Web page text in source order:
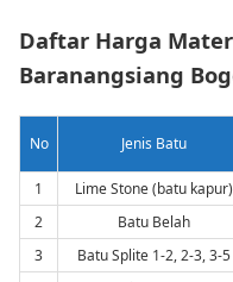
Daftar Harga
Baranangsiang
No Jenis Batu
1 Lime Stone (batu kapur)
2
Batu Belah
3
Batu Splite 1-2, 2-3, 3-5